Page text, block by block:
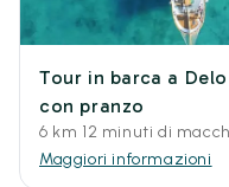
Tour in barca a
con pranzo
6 km 12 minuti di
Maggiori informazioni